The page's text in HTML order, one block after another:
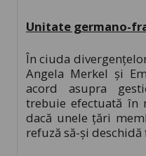
Unitate germano-
În ciuda
Angela Merkel şi
acord asupra
trebuie efectuată în
dacă unele ţări
refuză să-şi